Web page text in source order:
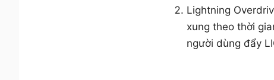
Lightning
xung theo thời
người dùng đẩy